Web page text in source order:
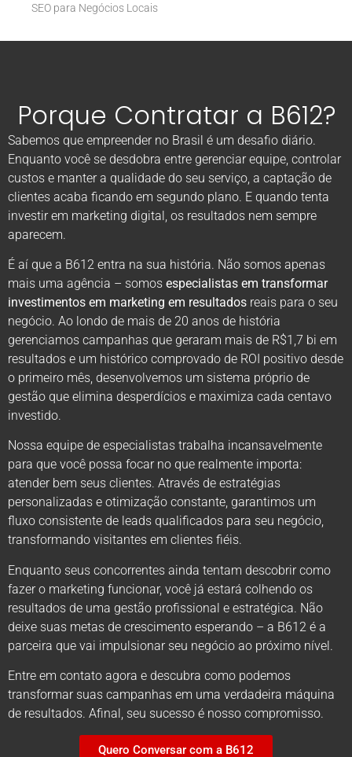
SEO para Negócios Locais
Porque Contratar a B612?
Sabemos que empreender no Brasil é um desafio diário.
Enquanto você se desdobra entre gerenciar equipe, controlar
custos e manter a qualidade do seu serviço, a captação de
clientes acaba ficando em segundo plano. E quando tenta
investir em marketing digital, os resultados nem sempre
aparecem.
É aí que a B612 entra na sua história. Não somos apenas
mais uma agência – somos especialistas em transformar
investimentos em marketing em resultados reais para o seu
negócio. Ao londo de mais de 20 anos de história
gerenciamos campanhas que geraram mais de R$1,7 bi em
resultados e um histórico comprovado de ROI positivo desde
o primeiro mês, desenvolvemos um sistema próprio de
gestão que elimina desperdícios e maximiza cada centavo
investido.
Nossa equipe de especialistas trabalha incansavelmente
para que você possa focar no que realmente importa:
atender bem seus clientes. Através de estratégias
personalizadas e otimização constante, garantimos um
fluxo consistente de leads qualificados para seu negócio,
transformando visitantes em clientes fiéis.
Enquanto seus concorrentes ainda tentam descobrir como
fazer o marketing funcionar, você já estará colhendo os
resultados de uma gestão profissional e estratégica. Não
deixe suas metas de crescimento esperando – a B612 é a
parceira que vai impulsionar seu negócio ao próximo nível.
Entre em contato agora e descubra como podemos
transformar suas campanhas em uma verdadeira máquina
de resultados. Afinal, seu sucesso é nosso compromisso.
Quero Conversar com a B612